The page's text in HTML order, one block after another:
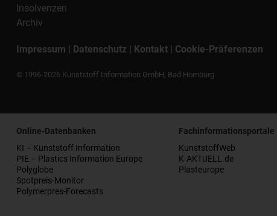
Insolvenzen
Archiv
Impressum | Datenschutz | Kontakt | Cookie-Präferenzen
© 1996-2026 Kunststoff Information GmbH, Bad Homburg
Online-Datenbanken
KI – Kunststoff Information
PIE – Plastics Information Europe
Polyglobe
Spotpreis-Monitor
Polymerpres-Forecasts
Fachinformationsportale
KunststoffWeb
K-AKTUELL.de
Plasteurope